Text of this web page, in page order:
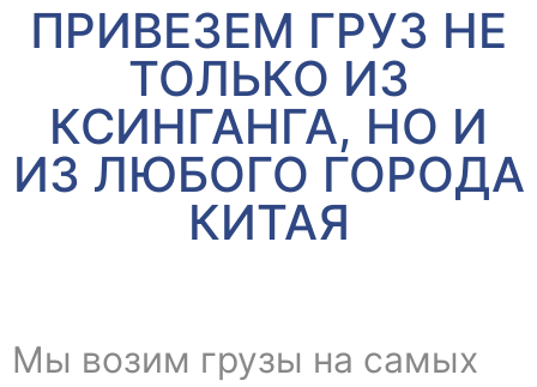
ПРИВЕЗЕМ ГРУЗ НЕ
ТОЛЬКО ИЗ
КСИНГАНГА, НО И
ИЗ ЛЮБОГО ГОРОДА
КИТАЯ
Мы возим грузы на самых